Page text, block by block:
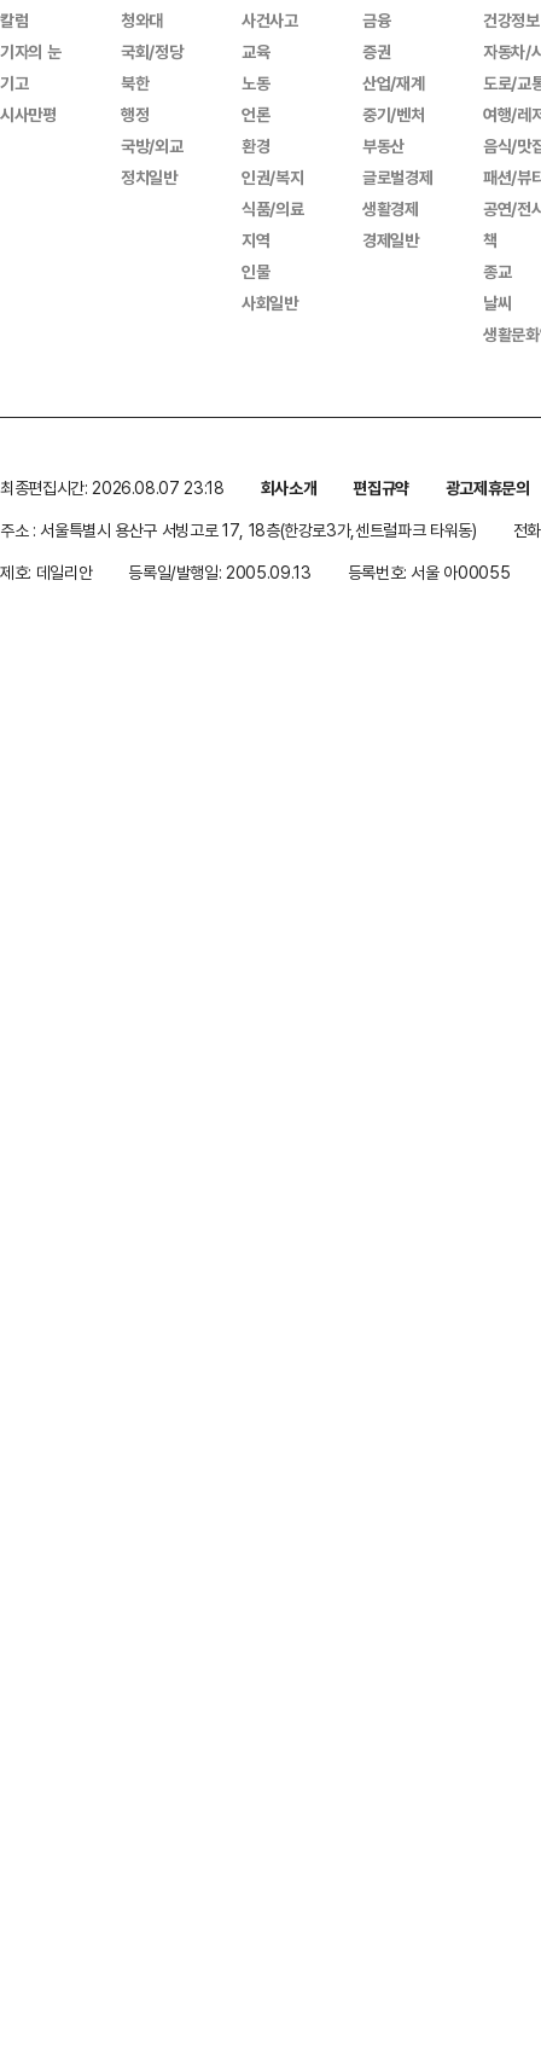
칼럼
기자의 눈
기고
시사만평
청와대
국회/정당
북한
행정
국방/외교
정치일반
사건사고
교육
노동
언론
환경
인권/복지
식품/의료
지역
인물
사회일반
금융
증권
산업/재계
중기/벤처
부동산
글로벌경제
생활경제
경제일반
건강정보
자동차/
도로/교
여행/레
음식/맛
패션/뷰
공연/전
책
종교
날씨
생활문
최종편집시간: 2026.08.07 23:18 회사소개 편집규약
광고제휴문의
주소 : 서울특별시 용산구 서빙고로 17, 18층(한강로3가,센트럴파크 타워동)
전
제호: 데일리안
등록일/발행일: 2005.09.13 등록번호: 서울 아00055